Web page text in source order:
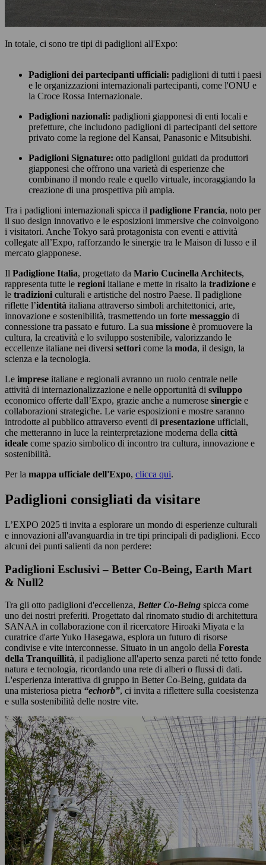
In totale, ci sono tre tipi di padiglioni all'Expo:
Padiglioni dei partecipanti ufficiali: padiglioni di tutti i paesi
e le organizzazioni internazionali partecipanti, come l'ONU e
la Croce Rossa Internazionale.
Padiglioni nazionali: padiglioni giapponesi di enti locali e
prefetture, che includono padiglioni di partecipanti del settore
privato come la regione del Kansai, Panasonic e Mitsubishi.
Padiglioni Signature: otto padiglioni guidati da produttori
giapponesi che offrono una varietà di esperienze che
combinano il mondo reale e quello virtuale, incoraggiando la
creazione di una prospettiva più ampia.
Tra i padiglioni internazionali spicca il padiglione Francia, noto per
il suo design innovativo e le esposizioni immersive che coinvolgono
i visitatori. Anche Tokyo sarà protagonista con eventi e attività
collegate all’Expo, rafforzando le sinergie tra le Maison di lusso e il
mercato giapponese.
Il Padiglione Italia, progettato da Mario Cucinella Architects,
rappresenta tutte le regioni italiane e mette in risalto la tradizione e
le tradizioni culturali e artistiche del nostro Paese. Il padiglione
riflette l’identità italiana attraverso simboli architettonici, arte,
innovazione e sostenibilità, trasmettendo un forte messaggio di
connessione tra passato e futuro. La sua missione è promuovere la
cultura, la creatività e lo sviluppo sostenibile, valorizzando le
eccellenze italiane nei diversi settori come la moda, il design, la
scienza e la tecnologia.
Le imprese italiane e regionali avranno un ruolo centrale nelle
attività di internazionalizzazione e nelle opportunità di sviluppo
economico offerte dall’Expo, grazie anche a numerose sinergie e
collaborazioni strategiche. Le varie esposizioni e mostre saranno
introdotte al pubblico attraverso eventi di presentazione ufficiali,
che metteranno in luce la reinterpretazione moderna della città
ideale come spazio simbolico di incontro tra cultura, innovazione e
sostenibilità.
Per la mappa ufficiale dell'Expo, clicca qui.
Padiglioni consigliati da visitare
L’EXPO 2025 ti invita a esplorare un mondo di esperienze culturali
e innovazioni all'avanguardia in tre tipi principali di padiglioni. Ecco
alcuni dei punti salienti da non perdere:
Padiglioni Esclusivi – Better Co-Being, Earth Mart
& Null2
Tra gli otto padiglioni d'eccellenza, Better Co-Being spicca come
uno dei nostri preferiti. Progettato dal rinomato studio di architettura
SANAA in collaborazione con il ricercatore Hiroaki Miyata e la
curatrice d'arte Yuko Hasegawa, esplora un futuro di risorse
condivise e vite interconnesse. Situato in un angolo della Foresta
della Tranquillità, il padiglione all'aperto senza pareti né tetto fonde
natura e tecnologia, ricordando una rete di alberi o flussi di dati.
L'esperienza interattiva di gruppo in Better Co-Being, guidata da
una misteriosa pietra “echorb”, ci invita a riflettere sulla coesistenza
e sulla sostenibilità delle nostre vite.